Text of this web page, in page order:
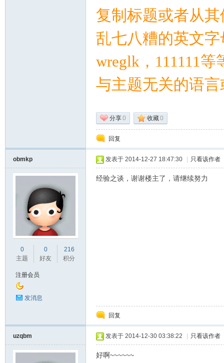
复制标题或者从
乱七八糟的英文
wreglk ， 111111等
与主题无关的语
分享0 收藏0
回复
obmkp
0
主题
0
好友
216
积分
注册会员
发消息
发表于 2014-12-27 18:47:30 只看该作者
经验之谈，谢谢楼主了，请继续努力
回复
uzqbm 发表于 2014-12-30 03:38:22 只看该作者
好啊~~~~~~